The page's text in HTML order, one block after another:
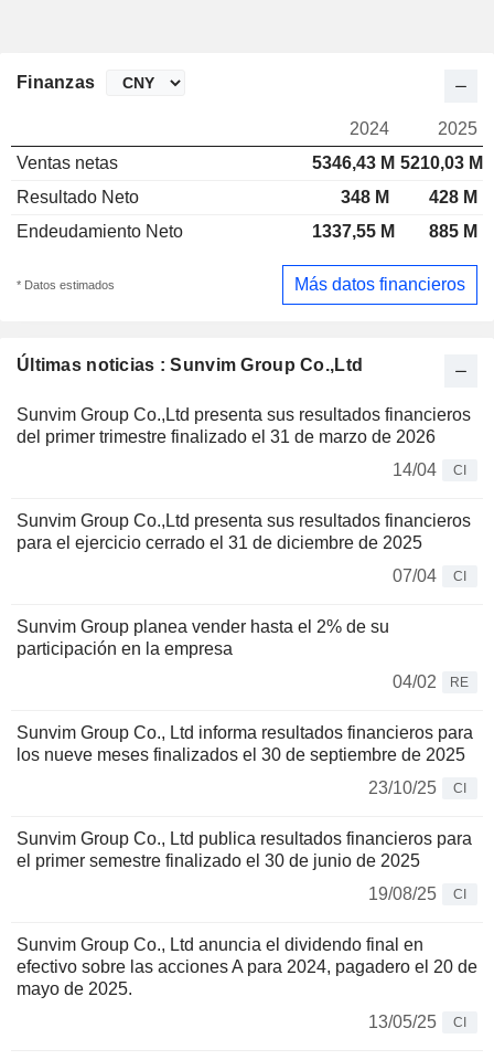
Últimas noticias : Sunvim Group Co.,Ltd
Sunvim Group Co.,Ltd presenta sus resultados financieros
del primer trimestre finalizado el 31 de marzo de 2026
14/04
CI
Sunvim Group Co.,Ltd presenta sus resultados financieros
para el ejercicio cerrado el 31 de diciembre de 2025
07/04
CI
Sunvim Group planea vender hasta el 2% de su
participación en la empresa
04/02
RE
Sunvim Group Co., Ltd informa resultados financieros para
los nueve meses finalizados el 30 de septiembre de 2025
23/10/25
CI
Sunvim Group Co., Ltd publica resultados financieros para
el primer semestre finalizado el 30 de junio de 2025
19/08/25
CI
Sunvim Group Co., Ltd anuncia el dividendo final en
efectivo sobre las acciones A para 2024, pagadero el 20 de
mayo de 2025.
13/05/25
CI
Finanzas
2024
2025
Ventas netas
5346,43 M 5210,03 M
Resultado Neto
348 M
428 M
Endeudamiento Neto
1337,55 M 885 M
* Datos estimados Más datos financieros